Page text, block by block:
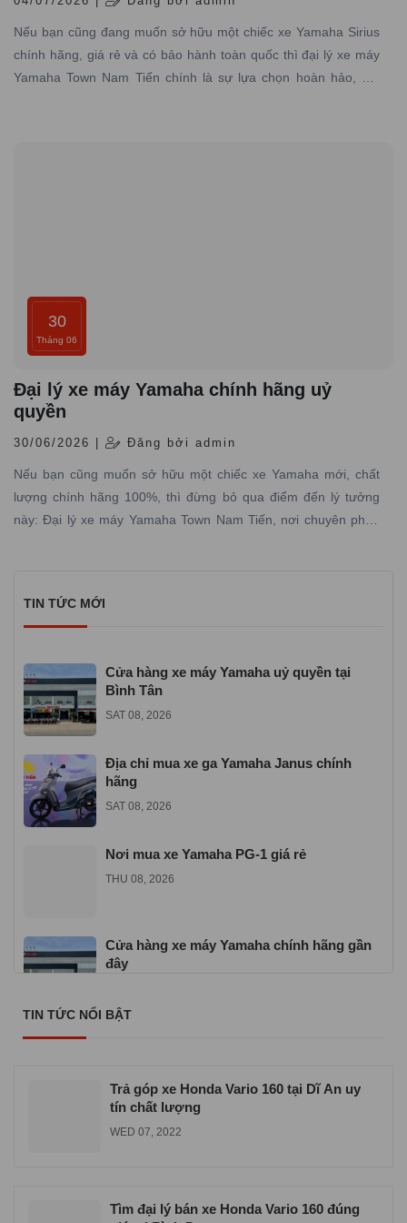
Nếu bạn cũng đang muốn sở hữu một chiếc xe Yamaha Sirius
chính hãng, giá rẻ và có bảo hành toàn quốc thì đại lý xe máy
Yamaha Town Nam Tiến chính là sự lựa chọn hoàn hảo, nơi
30
Tháng 06
Đại lý xe máy Yamaha chính hãng uỷ
quyền
30/06/2026 | Đăng bởi admin
Nếu bạn cũng muốn sở hữu một chiếc xe Yamaha mới, chất
lượng chính hãng 100%, thì đừng bỏ qua điểm đến lý tưởng
này: Đại lý xe máy Yamaha Town Nam Tiến, nơi chuyên phân
TIN TỨC MỚI
Cửa hàng xe máy Yamaha uỷ quyền tại
Bình Tân
SAT 08, 2026
Địa chỉ mua xe ga Yamaha Janus chính
hãng
SAT 08, 2026
Nơi mua xe Yamaha PG-1 giá rẻ
THU 08, 2026
Cửa hàng xe máy Yamaha chính hãng gần
đây
TIN TỨC NỔI BẬT
Trả góp xe Honda Vario 160 tại Dĩ An uy
tín chất lượng
WED 07, 2022
Tìm đại lý bán xe Honda Vario 160 đúng